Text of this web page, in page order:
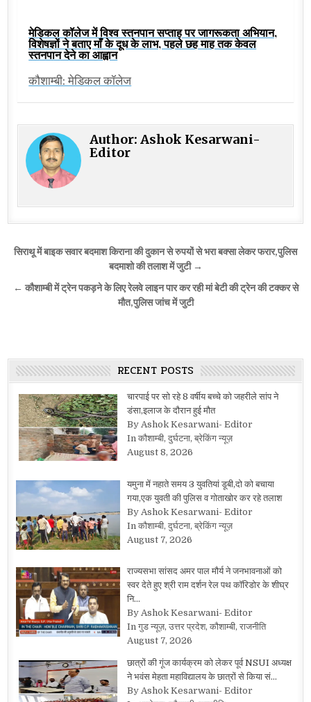
मेडिकल कॉलेज में विश्व स्तनपान सप्ताह पर जागरूकता अभियान,
विशेषज्ञों ने बताए माँ के दूध के लाभ, पहले छह माह तक केवल
स्तनपान देने का आह्वान
कौशाम्बी: मेडिकल कॉलेज
Author:Ashok Kesarwani-
Editor
Post
सिराथू में बाइक सवार बदमाश किराना की दुकान से रुपयों से भरा बक्सा लेकर फरार,पुलिस
बदमाशो की तलाश में जुटी →
← कौशाम्बी में ट्रेन पकड़ने के लिए रेलवे लाइन पार कर रही मां बेटी की ट्रेन की टक्कर से
मौत,पुलिस जांच में जुटी
RECENT POSTS
चारपाई पर सो रहे 8 वर्षीय बच्चे को जहरीले सांप ने
डंसा,इलाज के दौरान हुई मौत
By Ashok Kesarwani- Editor
In कौशाम्बी, दुर्घटना, ब्रेकिंग न्यूज़
August 8, 2026
यमुना में नहाते समय 3 युवतियां डूबी,दो को बचाया
गया,एक युवती की पुलिस व गोताखोर कर रहे तलाश
By Ashok Kesarwani- Editor
In कौशाम्बी, दुर्घटना, ब्रेकिंग न्यूज़
August 7, 2026
राज्यसभा सांसद अमर पाल मौर्य ने जनभावनाओं को
स्वर देते हुए श्री राम दर्शन रेल पथ कॉरिडोर के शीघ्र
नि…
By Ashok Kesarwani- Editor
In गुड न्यूज़, उत्तर प्रदेश, कौशाम्बी, राजनीति
August 7, 2026
छात्रों की गूंज कार्यक्रम को लेकर पूर्व NSUI अध्यक्ष
ने भवंस मेहता महाविद्यालय के छात्रों से किया सं…
By Ashok Kesarwani- Editor